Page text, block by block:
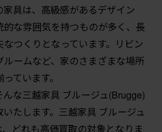
具は、高級感があるデザイン
な雰囲気を持つものが多く、長
つくりとなっています。リビン
ームなど、家のさまざまな場所
ています。
な三越家具 ブルージュ(Brugge)
たします。三越家具 ブルージュ
どれも高価買取の対象となりま